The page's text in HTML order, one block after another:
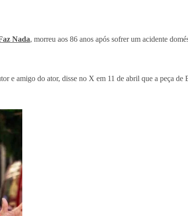
Nada, morreu aos 86 anos após sofrer um acidente
e amigo do ator, disse no X em 11 de abril que a peça de